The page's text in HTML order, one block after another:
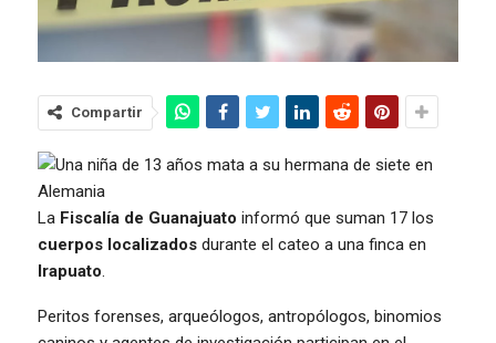
Compartir
La Fiscalía de Guanajuato informó que suman 17 los
cuerpos localizados durante el cateo a una finca en
Irapuato
Peritos forenses, arqueólogos, antropólogos, binomios